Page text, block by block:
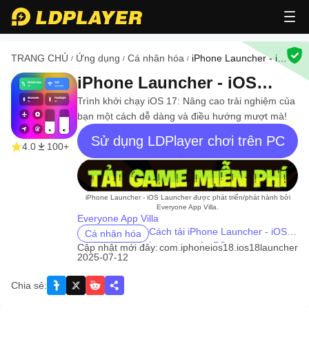
TRANG CHỦ / Ứng dụng / Cá nhân hóa / iPhone Launcher - iOS
4.0 100+
iPhone Launcher - iOS
Launcher
Trình khởi chạy iOS 17: Nâng cao trải nghiệm của
bạn một cách dễ dàng và điều hướng mượt mà!
Sử dụng LDPlayer chơi trên PC
recommend
iPhone Launcher - iOS Launcher được phát triển/phát hành bởi
Everyone App Villa.
Everyone App Villa
Cá nhân hóa
Cách tải iPhone Launcher - iOS
Launcher trên PC
Cập nhật mới đây:
2025-07-12
com.iphoneios18.ios18launcher
Chia sẻ: